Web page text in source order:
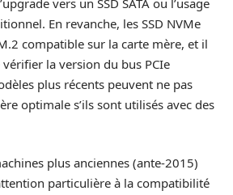
En revanche, les SSD NVMe
compatible sur la carte mère, et il
la version du bus PCIe
plus récents peuvent ne pas
optimale s’ils sont utilisés avec des
plus anciennes (ante-2015)
particulière à la compatibilité